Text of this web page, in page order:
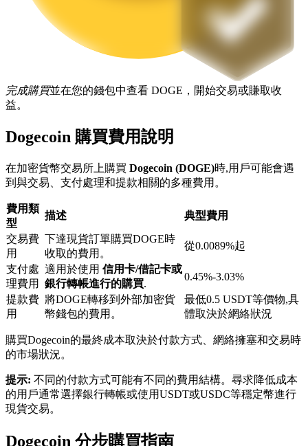
活期質押獲得熱門資產
鎖倉BTR
輕鬆獲得多重福利
借貸寶
借貸數字貨幣，及時且安全的服務
完成購買並在您的錢包中查看 DOGE，開始交易或賺取收
益。
Dogecoin 購買費用說明
在加密貨幣交易所上購買 Dogecoin (DOGE)時,用戶可能會遇
到與交易、支付處理和提款相關的多種費用。
費用類
型
描述
典型費用
交易費
用
下達現貨訂單購買DOGE時
收取的費用。
從0.0089%起
支付處
理費用
適用於使用 信用卡/借記卡或
銀行轉帳進行的購買.
0.45%-3.03%
提款費
用
將DOGE轉移到外部加密貨
幣錢包的費用。
最低0.5 USDT等價物,具
體取決於網絡狀況
購買Dogecoin的最終成本取決於付款方式、網絡擁塞和交易時
的市場狀況。
提示: 不同的付款方式可能有不同的費用結構。尋求降低成本
的用戶通常選擇銀行轉帳或使用USDT或USDC等穩定幣進行
現貨交易。
Dogecoin 分步購買指南